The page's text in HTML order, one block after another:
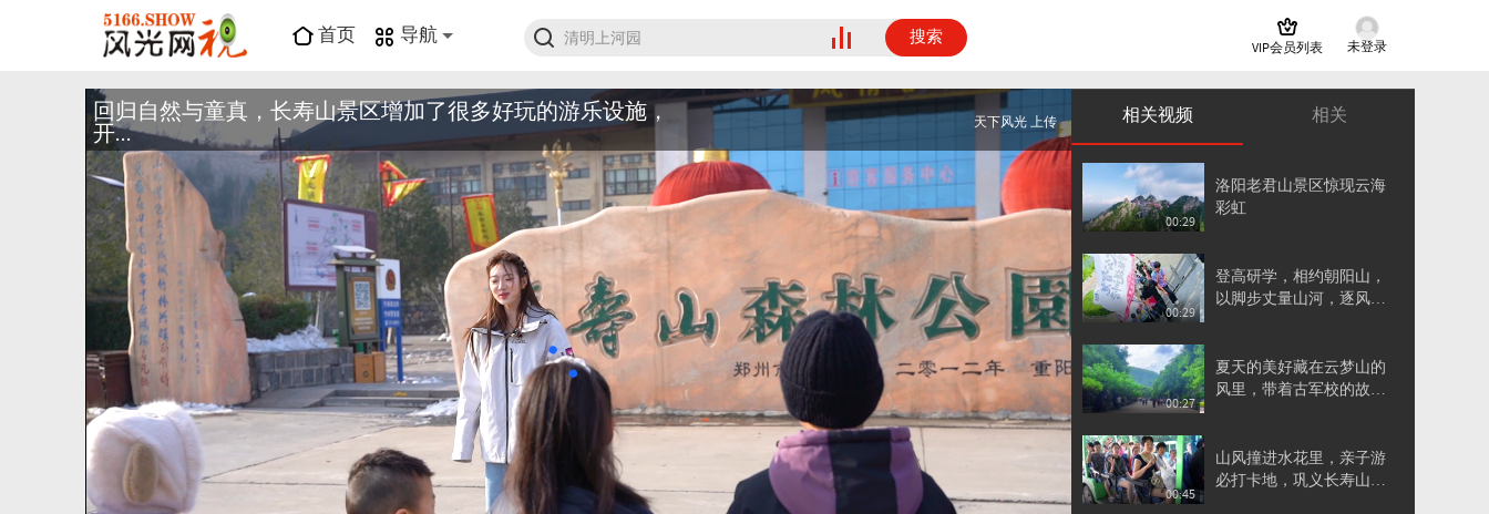
首页 导航 搜索 VIP会员列表 未登录
回归自然与童真，长寿山景区增加了很多好玩的游乐设施，
开... 天下风光 上传 相关视频 相关
00:29
洛阳老君山景区惊现云海
彩虹
00:29
登高研学，相约朝阳山，
以脚步丈量山河，逐风向
00:27
夏天的美好藏在云梦山的
风里，带着古军校的故
00:45
山风撞进水花里，亲子游
必打卡地，巩义长寿山藏